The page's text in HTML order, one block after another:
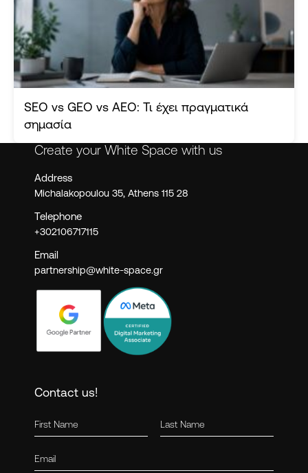
SEO vs GEO vs AEO: Τι έχει πραγματικά
σημασία
Create your White Space with us
Address
Michalakopoulou 35, Athens 115 28
Telephone
+302106717115
Email
partnership@white-space.gr
Contact us!